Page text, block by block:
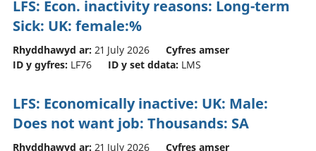
LFS: Econ. inactivity reasons: Long-term
Sick: UK: female:%
Rhyddhawyd ar: 21 July 2026
Cyfres amser
ID y gyfres: LF76 ID y set ddata: LMS
LFS: Economically inactive: UK: Male:
Does not want job: Thousands: SA
Rhyddhawyd ar: 21 July 2026
Cyfres amser